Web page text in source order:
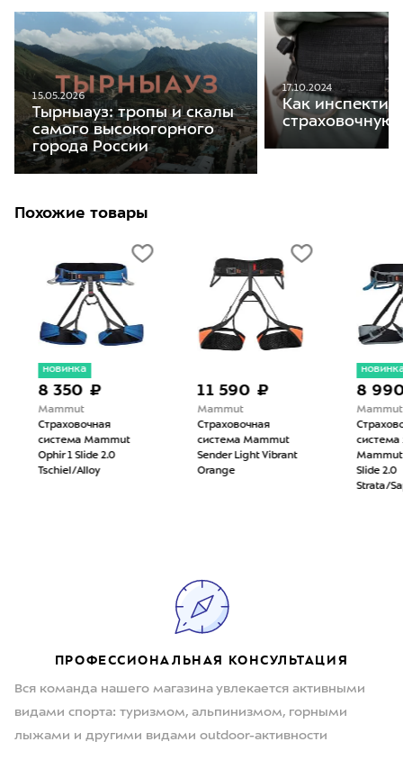
15.05.2026
Тырныауз: тропы и скалы
самого высокогорного
города России
17.10.2024
Как
страховочную
Похожие товары
новинка
8 350 ₽
Mammut
Страховочная
система Mammut
Ophir 1 Slide 2.0
Tschiel/Alloy
11 590 ₽
Mammut
Страховочная
система Mammut
Sender Light Vibrant
Orange
новинка
8
Mammut
система
Mammut
Slide 2.0
Strata/
ПРОФЕССИОНАЛЬНАЯ КОНСУЛЬТАЦИЯ
Вся команда нашего магазина увлекается активными
видами спорта: туризмом, альпинизмом, горными
лыжами и другими видами outdoor-активности